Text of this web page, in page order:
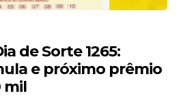
de Sorte 1265:
e próximo prêmio
mil